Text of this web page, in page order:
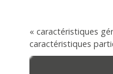
« caractéristiques
caractéristiques